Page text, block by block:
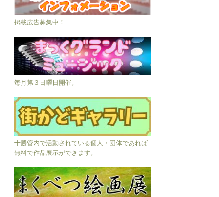
掲載広告募集中！
毎月第３日曜日開催。
十勝管内で活動されている個人・団体であれば
無料で作品展示ができます。